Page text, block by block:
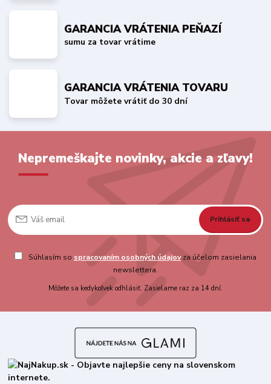
GARANCIA VRÁTENIA PEŇAZÍ
sumu za tovar vrátime
GARANCIA VRÁTENIA TOVARU
Tovar môžete vrátiť do 30 dní
Nepremeškajte novinky, akcie a zľavy!
Prihlásiť sa
Súhlasím so spracovaním osobných údajovza účelom zasielania
newslettera.
Môžete sa kedykoľvek odhlásiť. Zasielame raz za 14 dní.